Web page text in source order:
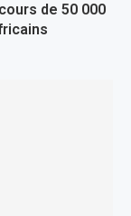
de 50 000